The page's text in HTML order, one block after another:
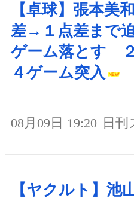
【卓球】張本美
差→１点差まで
ゲーム落とす
４ゲーム突入
08月09日 19:20 日刊
【ヤクルト】池